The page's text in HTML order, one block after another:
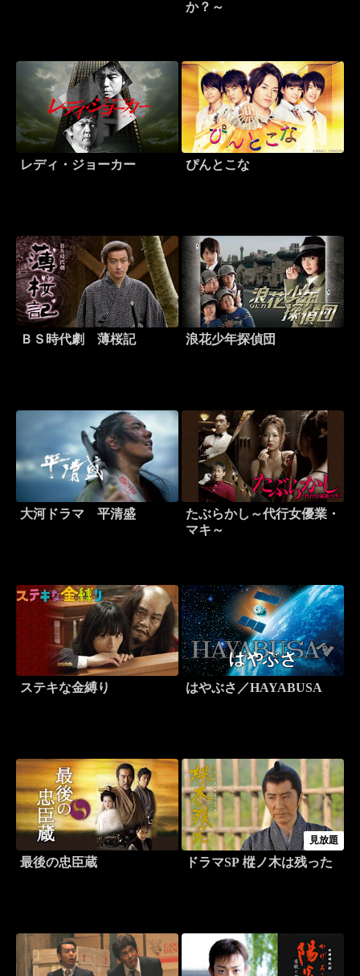
か？～
レディ・ジョーカー ぴんとこな
ＢＳ時代劇 薄桜記 浪花少年探偵団
大河ドラマ 平清盛
たぶらかし～代行女優業・
マキ～
ステキな金縛り はやぶさ／HAYABUSA
最後の忠臣蔵
見放題
ドラマSP 樅ノ木は残った